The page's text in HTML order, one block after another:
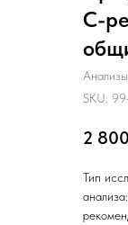
С-
Анализы
SKU:
2 800
Тип